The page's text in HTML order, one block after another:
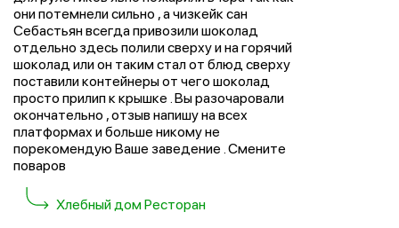
они потемнели сильно , а чизкейк сан
Себастьян всегда привозили шоколад
отдельно здесь полили сверху и на горячий
шоколад или он таким стал от блюд сверху
поставили контейнеры от чего шоколад
просто прилип к крышке . Вы разочаровали
окончательно , отзыв напишу на всех
платформах и больше никому не
порекомендую Ваше заведение . Смените
поваров
Хлебный дом Ресторан